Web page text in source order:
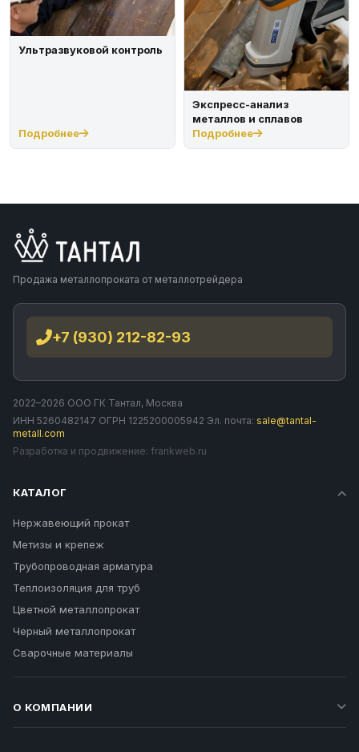
Ультразвуковой контроль
Подробнее
Экспресс-анализ
металлов и сплавов
Подробнее
Продажа металлопроката от металлотрейдера
+7 (930) 212-82-93
2022–2026 ООО ГК Тантал, Москва
ИНН 5260482147 ОГРН 1225200005942 Эл. почта: sale@tantal-
metall.com
Разработка и продвижение: frankweb.ru
КАТАЛОГ
Нержавеющий прокат
Метизы и крепеж
Трубопроводная арматура
Теплоизоляция для труб
Цветной металлопрокат
Черный металлопрокат
Сварочные материалы
О КОМПАНИИ